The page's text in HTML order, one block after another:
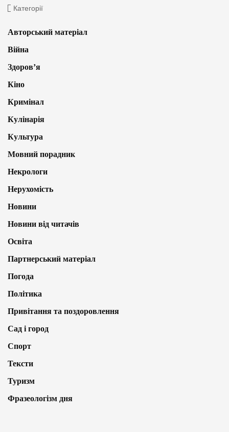
Категорії
Авторський матеріал
Війна
Здоров’я
Кіно
Кримінал
Кулінарія
Культура
Мовний порадник
Некрологи
Нерухомість
Новини
Новини від читачів
Освіта
Партнерський матеріал
Погода
Політика
Привітання та поздоровлення
Сад і город
Спорт
Тексти
Туризм
Фразеологізм дня